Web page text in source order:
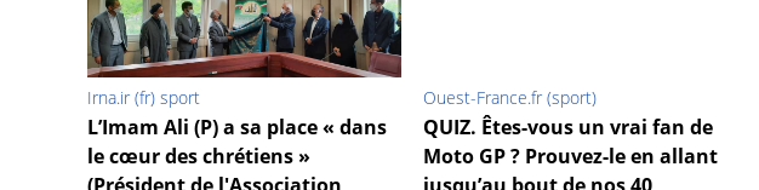
Irna.ir (fr) sport
L’Imam Ali (P) a sa place « dans
le cœur des chrétiens »
Ouest-France.fr (sport)
QUIZ. Êtes-vous un vrai fan de
Moto GP ? Prouvez-le en allant